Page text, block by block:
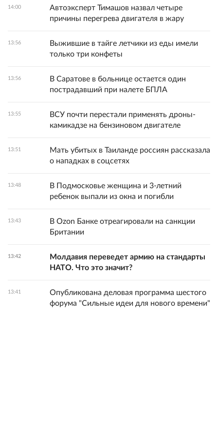
14:00
Автоэксперт Тимашов назвал четыре
причины перегрева двигателя в жару
13:56
Выжившие в тайге летчики из еды имели
только три конфеты
13:56
В Саратове в больнице остается один
пострадавший при налете БПЛА
13:55
ВСУ почти перестали применять дроны-
камикадзе на бензиновом двигателе
13:51
Мать убитых в Таиланде россиян рассказала
о нападках в соцсетях
13:48
В Подмосковье женщина и 3-летний
ребенок выпали из окна и погибли
13:43
В Ozon Банке отреагировали на санкции
Британии
13:42
Молдавия переведет армию на стандарты
НАТО. Что это значит?
13:41
Опубликована деловая программа шестого
форума "Сильные идеи для нового времени"